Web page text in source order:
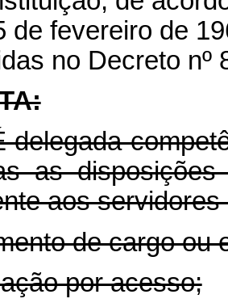
de fevereiro de
no Decreto nº
delegada
as
aos
de cargo ou
por acesso;